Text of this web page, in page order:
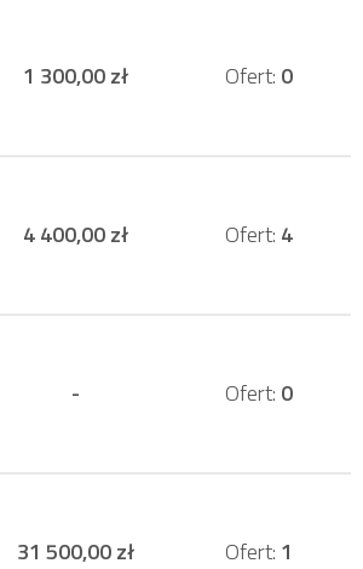
1 300,00 zł Ofert: 0
4 400,00 zł Ofert: 4
- Ofert: 0
31 500,00 zł Ofert: 1